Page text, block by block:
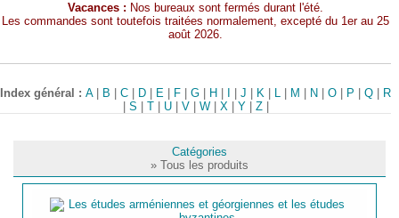
Vacances : Nos bureaux sont fermés durant l'été.
Les commandes sont toutefois traitées normalement, excepté du 1er au 25
août 2026.
Index général :A| B |C D E F |G H |J K L M N |O P |Q
R
S T| U| V| W| X| Y| Z|
Catégories
» Tous les produits